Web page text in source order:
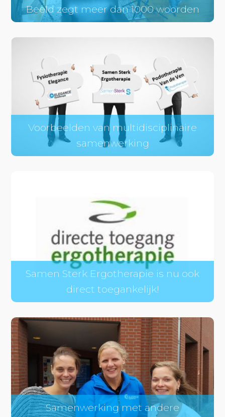
Beeld zegt meer dan 1000 woorden
Voorbeelden van multidisciplinaire
samenwerking
Samen Sterk Ergotherapie is nu ook
direct toegankelijk!
Samenwerking met andere